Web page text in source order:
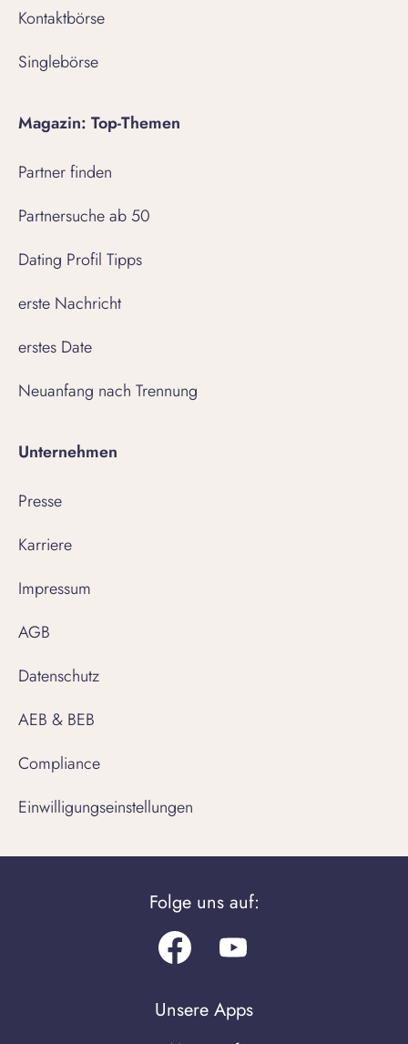
Kontaktbörse
Singlebörse
Magazin: Top-Themen
Partner finden
Partnersuche ab 50
Dating Profil Tipps
erste Nachricht
erstes Date
Neuanfang nach Trennung
Unternehmen
Presse
Karriere
Impressum
AGB
Datenschutz
AEB & BEB
Compliance
Einwilligungseinstellungen
Folge uns auf:
FacebookYoutube.com
Unsere Apps